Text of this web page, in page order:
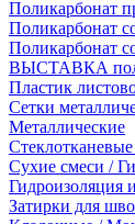
Поликарбонат
Поликарбонат
Поликарбонат
ВЫСТАВКА
Пластик
Сетки
Металлические
Сухие смеси /
Гидроизоляция
Затирки для